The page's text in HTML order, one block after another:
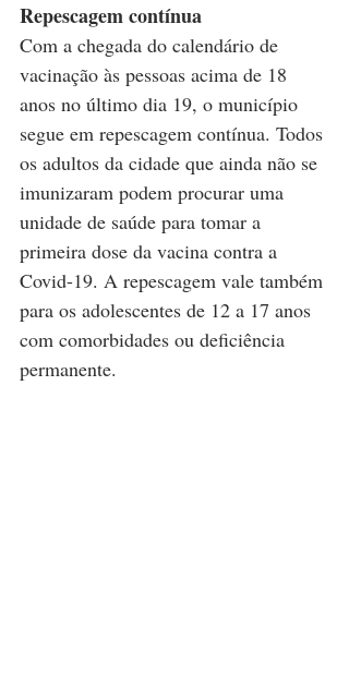
Repescagem contínua
Com a chegada do calendário de
vacinação às pessoas acima de 18
anos no último dia 19, o município
segue em repescagem contínua. Todos
os adultos da cidade que ainda não se
imunizaram podem procurar uma
unidade de saúde para tomar a
primeira dose da vacina contra a
Covid-19. A repescagem vale também
para os adolescentes de 12 a 17 anos
com comorbidades ou deficiência
permanente.